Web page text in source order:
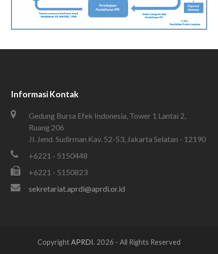
Informasi Kontak
Gedung Bursa Efek Indonesia, Tower 1 Lantai 2,
Ruang 206
Jl. Jend. Sudirman Kav. 52-53, Jakarta Selatan - 12190
+6221 - 5150448
+6221 - 5150823
sekretariat.aprdi@aprdi.or.id
CopyrightAPRDI. 2026 - All Rights Reserved